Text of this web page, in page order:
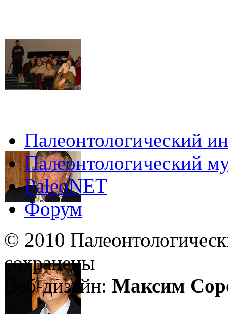
Палеонтологический
Палеонтологический
PaleoNET
Форум
© 2010
сохранены
Веб-дизайн: Максим